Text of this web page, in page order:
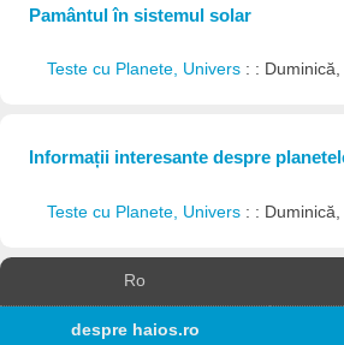
Pamântul în sistemul solar
Teste cu Planete, Univers : :
Informații interesante despre
Teste cu Planete, Univers : :
Ro
despre haios.ro